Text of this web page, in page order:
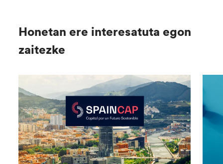
Honetan ere interesatuta egon
zaitezke